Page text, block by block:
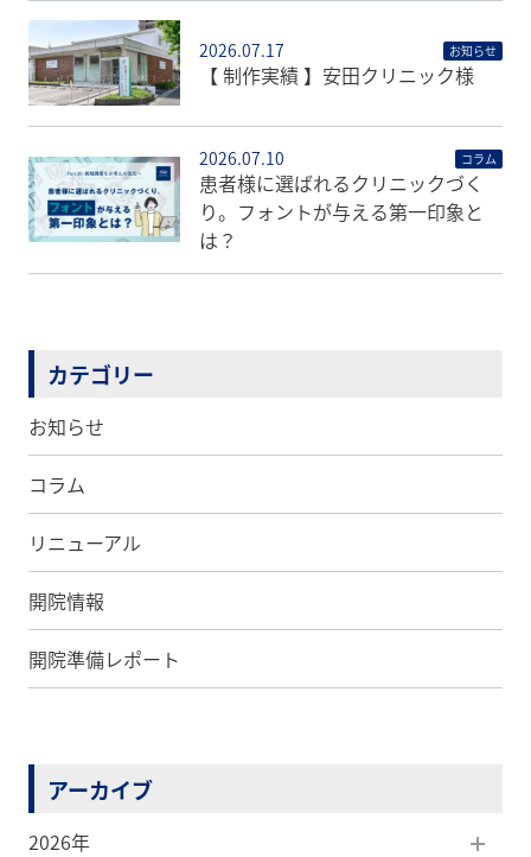
2026.07.17 お知らせ
【 制作実績 】安田クリニック様
2026.07.10 コラム
患者様に選ばれるクリニックづく
り。フォントが与える第一印象と
は？
カテゴリー
お知らせ
コラム
リニューアル
開院情報
開院準備レポート
アーカイブ
2026年